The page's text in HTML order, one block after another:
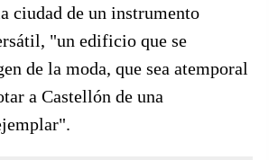
ciudad de un instrumento
"un edificio que se
de la moda, que sea atemporal
a Castellón de una